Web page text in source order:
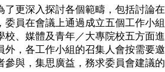
深入探討各個範疇，包括討論在
委員在會議上通過成立五個工作小
校、媒體及青年／大專院校五方面
外，各工作小組的召集人會按需要
參與，集思廣益，務求委員會建議